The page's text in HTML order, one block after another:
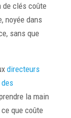
de clés coûte
noyée dans
sans que
directeurs
la main
que coûte